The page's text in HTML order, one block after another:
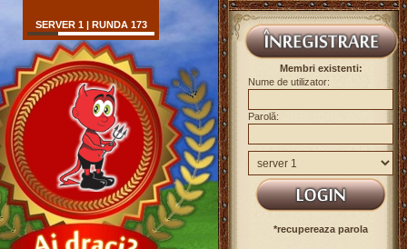
SERVER 1 | RUNDA 173
Membri existenti:
Nume de utilizator:
Parolă:
*recupereaza parola